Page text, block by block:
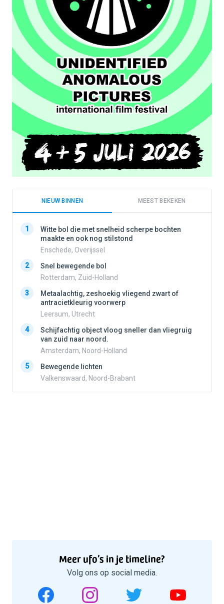
NIEUW BINNEN MEEST BEKEKEN
1
Witte bol die met snelheid scherpe bochten
maakte en ook nog stilstond
Enschede, Overijssel
2
Snel bewegende bol
Rotterdam, Zuid-Holland
3
Metaalachtig, zeshoekig vliegend zwart of
antracietkleurig voorwerp
Leersum, Utrecht
4
Schijfachtig object vloog sneller dan vliegruig
van zuid naar noord.
Amsterdam, Noord-Holland
5
Bewegende lichten
Valkenswaard, Noord-Brabant
Meer ufo’s in je timeline?
Volg ons op social media.